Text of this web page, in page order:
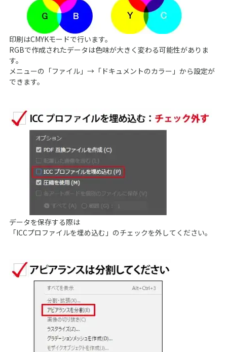
印刷はCMYKモードで行います。
RGBで作成されたデータは色味が大きく変わる可能性がありま
す。
メニューの「ファイル」→「ドキュメントのカラー」から設定が
できます。
データを保存する際は
「ICCプロファイルを埋め込む」のチェックを外してください。